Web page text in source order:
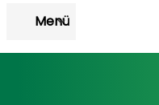
Menü